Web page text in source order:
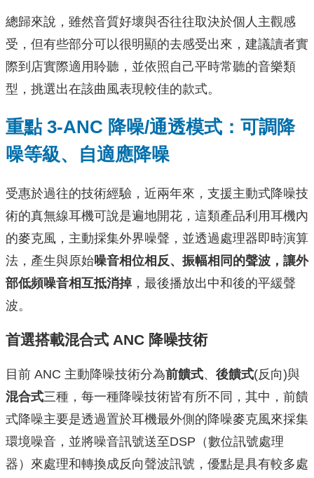
總歸來說，雖然音質好壞與否往往取決於個人主觀感
受，但有些部分可以很明顯的去感受出來，建議讀者實
際到店實際適用聆聽，並依照自己平時常聽的音樂類
型，挑選出在該曲風表現較佳的款式。
重點 3-ANC 降噪/通透模式：可調降
噪等級、自適應降噪
受惠於過往的技術經驗，近兩年來，支援主動式降噪技
術的真無線耳機可說是遍地開花，這類產品利用耳機內
的麥克風，主動採集外界噪聲，並透過處理器即時演算
法，產生與原始噪音相位相反、振幅相同的聲波，讓外
部低頻噪音相互抵消掉，最後播放出中和後的平緩聲
波。
首選搭載混合式 ANC 降噪技術
目前 ANC 主動降噪技術分為前饋式、 後饋式(反向)與
混合式三種，每一種降噪技術皆有所不同，其中，前饋
式降噪主要是透過置於耳機最外側的降噪麥克風來採集
環境噪音，並將噪音訊號送至DSP（數位訊號處理
器）來處理和轉換成反向聲波訊號，優點是具有較多處